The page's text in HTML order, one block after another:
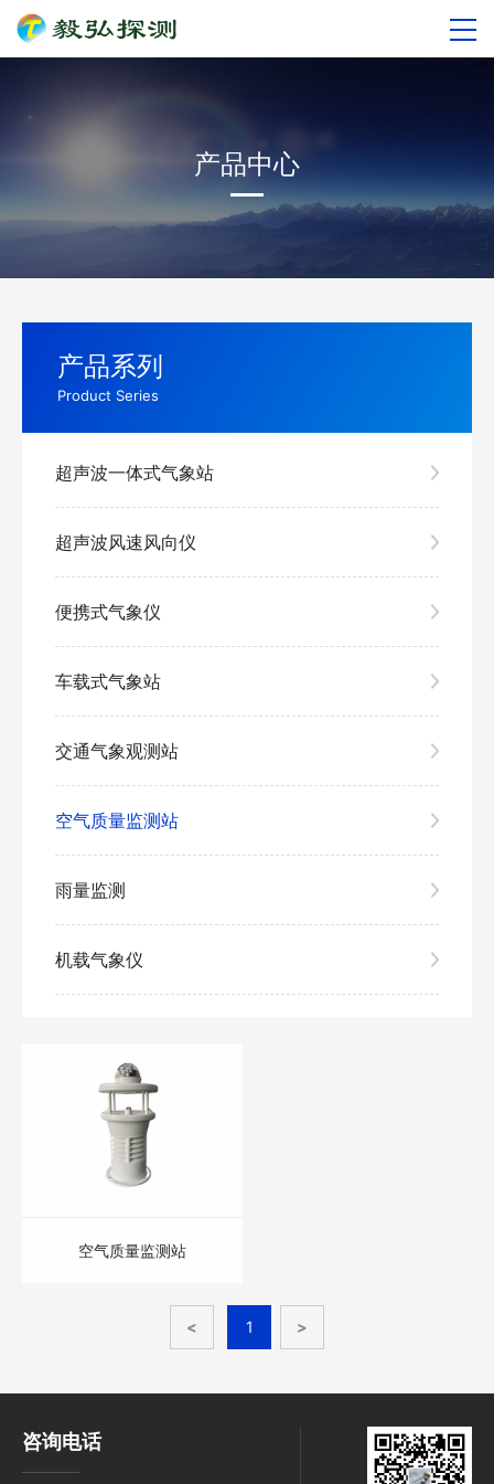
产品中心
产品系列
Product Series
超声波一体式气象站
超声波风速风向仪
便携式气象仪
车载式气象站
交通气象观测站
空气质量监测站
雨量监测
机载气象仪
空气质量监测站
< 1 >
咨询电话